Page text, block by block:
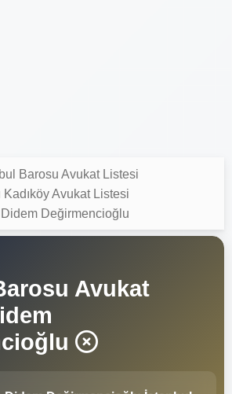
Barosu Avukat Listesi
Avukat Listesi
Değirmencioğlu
Avukat